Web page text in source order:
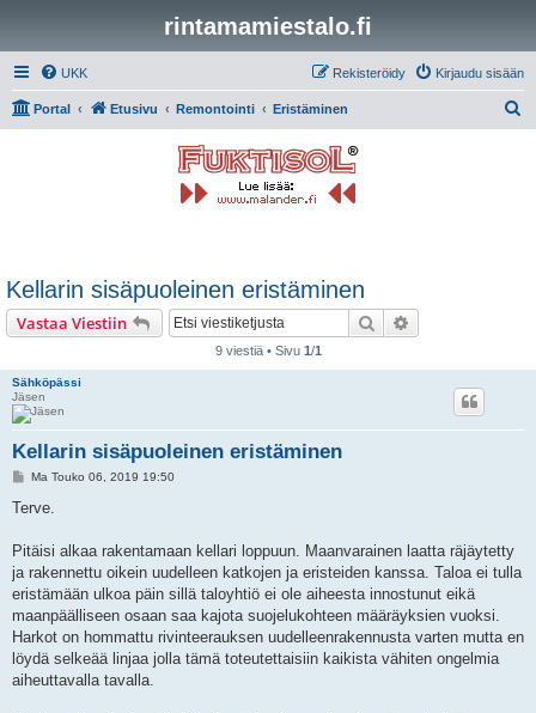
rintamamiestalo.fi
UKK Kirjaudu sisään
Rekisteröidy
Portal Etusivu Remontointi Eristäminen
Kellarin sisäpuoleinen eristäminen
Vastaa Viestiin Etsi
9 viestiä • Sivu 1/1
Sähköpässi
Jäsen
Kellarin sisäpuoleinen eristäminen
V
e
i
Ma Touko 06, 2019 19:50
Terve.
Pitäisi alkaa rakentamaan kellari loppuun. Maanvarainen laatta räjäytetty
ja rakennettu oikein uudelleen katkojen ja eristeiden kanssa. Taloa ei tulla
eristämään ulkoa päin sillä taloyhtiö ei ole aiheesta innostunut eikä
maanpäälliseen osaan saa kajota suojelukohteen määräyksien vuoksi.
Harkot on hommattu rivinteerauksen uudelleenrakennusta varten mutta en
löydä selkeää linjaa jolla tämä toteutettaisiin kaikista vähiten ongelmia
aiheuttavalla tavalla.